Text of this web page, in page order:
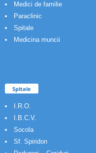
Medici de familie
Paraclinic
Spitale
Medicina muncii
Spitale
I.R.O.
I.B.C.V.
Socola
Sf. Spiridon